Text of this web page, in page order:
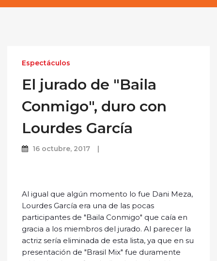
Espectáculos
El jurado de "Baila
Conmigo", duro con
Lourdes García
16 octubre, 2017
Al igual que algún momento lo fue Dani Meza,
Lourdes García era una de las pocas
participantes de "Baila Conmigo" que caía en
gracia a los miembros del jurado. Al parecer la
actriz sería eliminada de esta lista, ya que en su
presentación de "Brasil Mix" fue duramente